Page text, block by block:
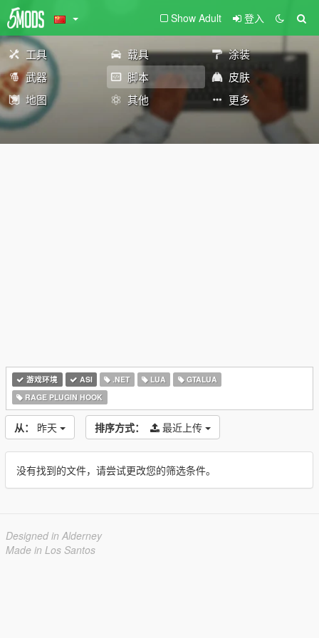
Show Adult 登入
工具 载具
涂装
武器
脚本
皮肤
地图
其他 更多
游戏环境 ASI .NET LUA
GTALUA
RAGE PLUGIN HOOK
从： 昨天 排序方式： 最近上传
没有找到的文件，请尝试更改您的筛选条件。
Designed in Alderney
Made in Los Santos